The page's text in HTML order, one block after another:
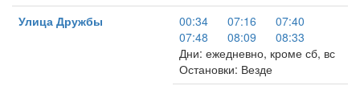
Улица Дружбы
00:34 07:16
07:40
07:48
08:09
08:33
Дни: ежедневно, кроме сб, вс
Остановки: Везде